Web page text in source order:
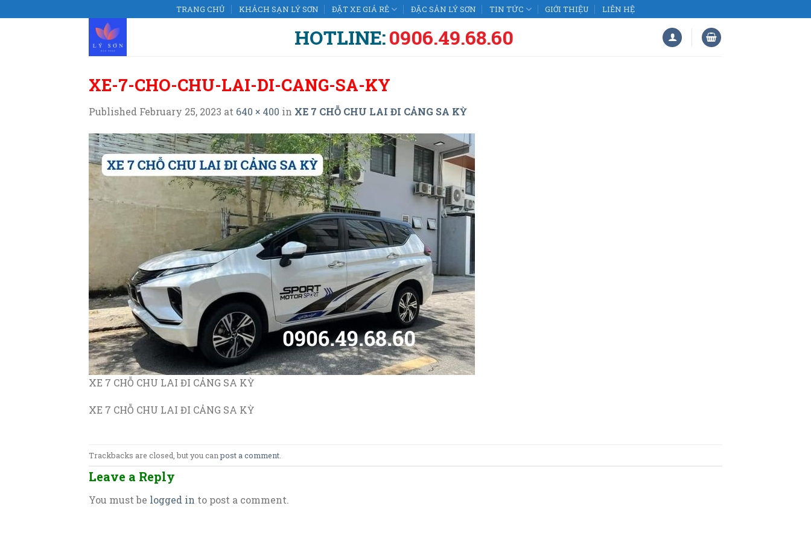
to
TRANG CHỦ KHÁCH SẠN LÝ SƠN ĐẶT XE GIÁ RẺ ĐẶC SẢN LÝ SƠN TIN TỨC GIỚI THIỆU LIÊN HỆ
HOTLINE:0906.49.68.60
XE-7-CHO-CHU-LAI-DI-CANG-SA-KY
Published February 25, 2023 at 640 × 400 in XE 7 CHỖ CHU LAI ĐI CẢNG SA KỲ
XE 7 CHỖ CHU LAI ĐI CẢNG SA KỲ
XE 7 CHỖ CHU LAI ĐI CẢNG SA KỲ
Trackbacks are closed, but you canpost a comment
Leave a Reply
You must be logged in to post a comment.